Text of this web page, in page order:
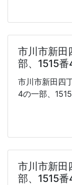
市川市新田
部、1515
市川市新田四
4の一部、
市川市新田
部、1515